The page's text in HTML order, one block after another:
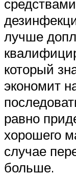
лучше
который
экономит
равно
хорошего
случае
больше.